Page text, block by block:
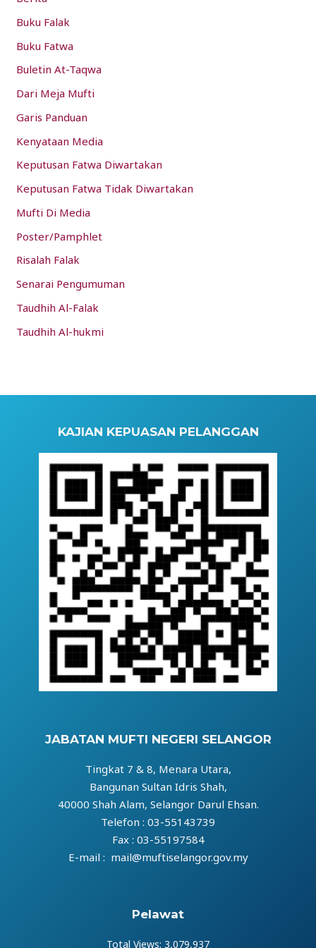
f
o
r
:
Buku Falak
Buku Fatwa
Buletin At-Taqwa
Dari Meja Mufti
Garis Panduan
Kenyataan Media
Keputusan Fatwa Diwartakan
Keputusan Fatwa Tidak Diwartakan
Mufti Di Media
Poster/Pamphlet
Risalah Falak
Senarai Pengumuman
Taudhih Al-Falak
Taudhih Al-hukmi
KAJIAN KEPUASAN PELANGGAN
JABATAN MUFTI NEGERI SELANGOR
Tingkat 7 & 8, Menara Utara,
Bangunan Sultan Idris Shah,
40000 Shah Alam, Selangor Darul Ehsan.
Telefon : 03-55143739
Fax : 03-55197584
E-mail : mail@muftiselangor.gov.my
Pelawat
Total Views: 3,079,937